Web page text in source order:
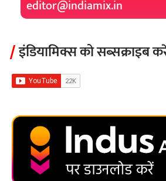
editor@indiamix.in
इंडियामिक्स को सब्सक्राइब